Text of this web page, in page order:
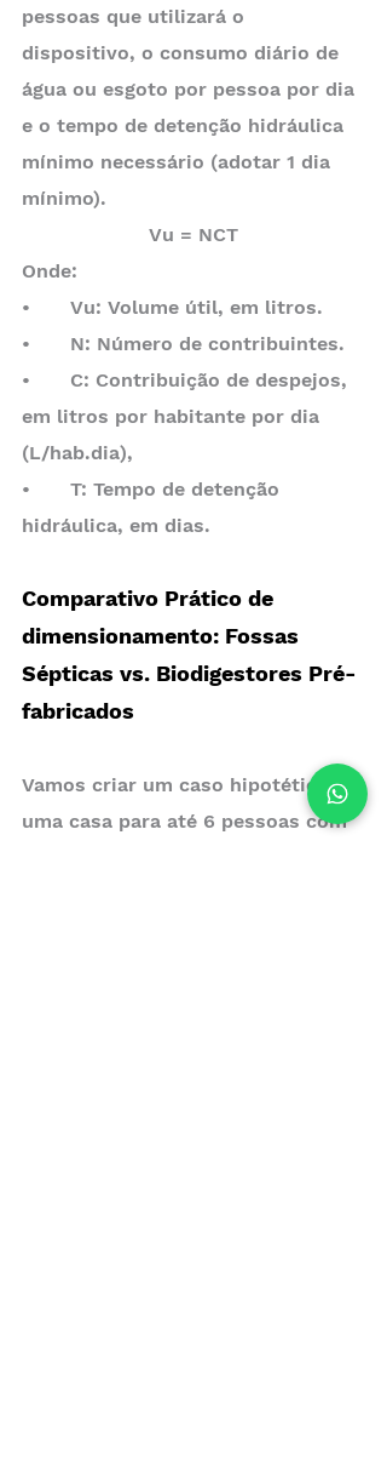
pessoas que utilizará o
dispositivo, o consumo diário de
água ou esgoto por pessoa por dia
e o tempo de detenção hidráulica
mínimo necessário (adotar 1 dia
mínimo).
Vu = NCT
Onde:
•	Vu: Volume útil, em litros.
•	N: Número de contribuintes.
•	C: Contribuição de despejos,
em litros por habitante por dia
(L/hab.dia),
•	T: Tempo de detenção
hidráulica, em dias.
Comparativo Prático de
dimensionamento: Fossas
Sépticas vs. Biodigestores Pré-
fabricados
Vamos criar um caso hipotético de
uma casa para até 6 pessoas com